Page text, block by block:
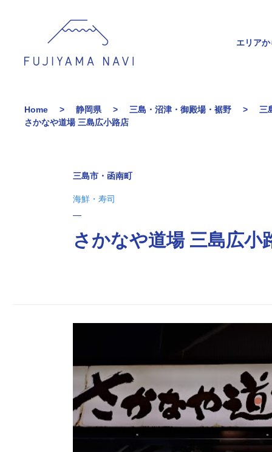
エリア
Home 静岡県 三島・沼津・御殿場・裾野
三
さかなや道場 三島広小路店
三島市・函南町
海鮮・寿司
さかなや道場 三島広小